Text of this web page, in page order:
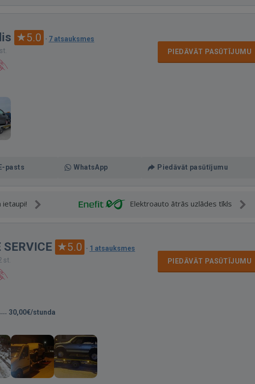
5.0 · 7 atsauksmes
PIEDĀVĀT PASŪTĪJUMU
E-pasts WhatsApp Piedāvāt pasūtījumu
ietaupi! Elektroauto ātrās uzlādes tīkls
SERVICE 5.0 · 1 atsauksmes
st.
PIEDĀVĀT PASŪTĪJUMU
30,00€/stunda